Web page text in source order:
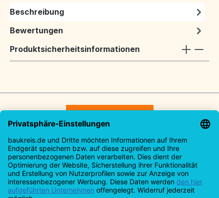
Beschreibung
Bewertungen
Produktsicherheitsinformationen
Service-Hotline
Rechtliches
Informationen